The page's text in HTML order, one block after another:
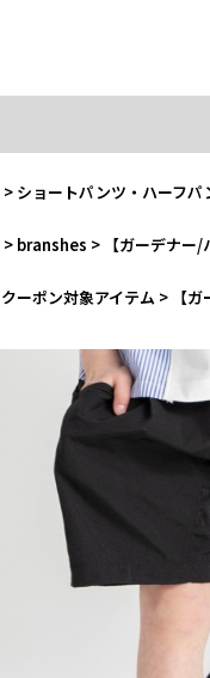
> ショートパンツ・ハーフパ
> branshes > 【ガーデナー
クーポン対象アイテム > 【